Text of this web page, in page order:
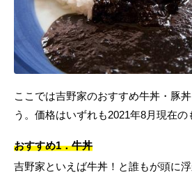
ここでは吉野家のおすすめ牛丼・豚
う。価格はいずれも2021年8月現在の
おすすめ1．牛丼
吉野家といえば牛丼！と誰もが頭に